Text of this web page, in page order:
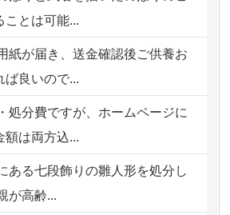
東京都の方からお申込み
日も利用させていただきまし
していたお人形をきちんと供養
頃から可愛がってきた七段飾り
の声を読み、丁寧に供養してい
ことは可能...
紙が届き、送金確認後ご供養お
ば良いので...
処分費ですが、ホームページに
額は両方込...
ある七段飾りの雛人形を処分し
が高齢...